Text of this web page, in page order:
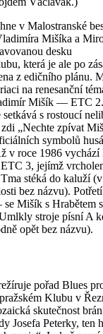
v Malostranské
Mišíka a
desku
která je ale po
z edičního plánu.
na renesanční
Mišík — ETC 2.
s rostoucí
„Nechte zpívat
symbolů
v roce 1986 vychází
3, jejímž
stéká do kaluží (v
bez názvu).
Mišík s Hrabětem
stroje písní A
opět bez názvu).
pořad Blues
Klubu v
skutečnost
Josefa Peterky, ten